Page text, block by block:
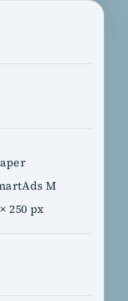
M
250 px